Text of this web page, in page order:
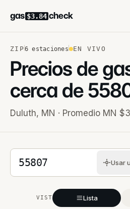
gas $3.84 check
ZIP6 estaciones EN VIVO
Precios de
cerca de
Duluth, MN · Promedio MN
Código postal de 5 dígitos
Usar
VISTA Lista